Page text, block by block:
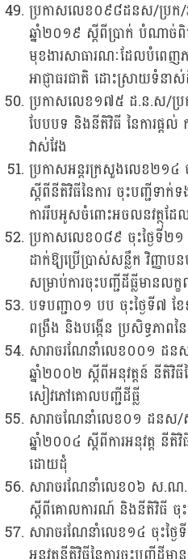
ប្រកាសលេខ០៩៨ដនស/ប្រក/
ឆ្នាំ២០១៩ ស្តីពីប្រាក់ បំណាច់
មុខងារសាធារណៈដែលបំពេញភា
អាជ្ញាធរជាតិ ដោះស្រាយទំនាស់
ប្រកាសលេខ១៧៥ ដ.ន.ស/ប្រក
បែបបទ និងនីតិវិធី នៃការផ្តល់
វាស់វែង
ប្រកាសអន្តរក្រសួងលេខ២១៤ ចុ
ស្តីពីនីតិវិធីនៃការ ចុះបញ្ជីទាក់
ការរឹបអូសចំពោះអចលនវត្ថុដ
ប្រកាសលេខ០៨៩ ចុះថ្ងៃទី២១
ដាក់ឱ្យប្រើប្រាស់សន្លឹក វិញ្ញាប
សម្រាប់ការចុះបញ្ជីដីធ្លីមានលក្
បទបញ្ជា០១ បប ចុះថ្ងៃទី៧ ខ
ពង្រឹង និងបង្កើន ប្រសិទ្ធភាពន
សារាចរណែនាំលេខ០០១ ដ
ឆ្នាំ២០០២ ស្តីពីអនុវត្តន៍ នីតិ
សៀវភៅគោលបញ្ជីដីធ្លី
សារាចណែនាំលេខ០១ ដនស/
ឆ្នាំ២០០៤ ស្តីពីការអនុវត្ត នីតិ
ដោយដុំ
សារាចរណែនាំលេខ០៦ ស.ណ.
ស្តីពីគោលការណ៍ និងនីតិវិធី ចុះ
សារាចរណែនាំលេខ១៤ ចុះថ្ង